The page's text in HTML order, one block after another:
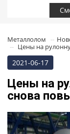
Металлолом
Цены на
2021-06-17
Цены на
снова